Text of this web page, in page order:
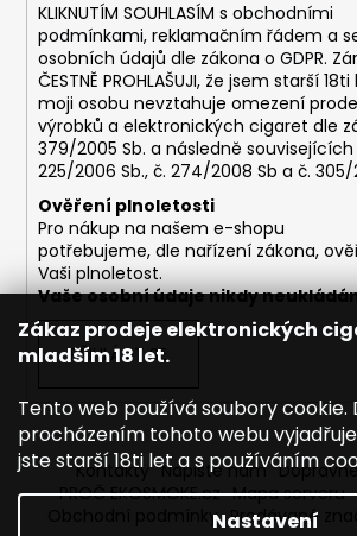
Zákaz prodeje elektronických
mladším 18 let.
Tento web používá soubory cookie.
procházením tohoto webu
jste starší 18ti let a s používáním
Nastavení
u
m
DEKANG
USA
MIX
10ML
6MG
169
Kč
Původně:
Kč
KLIKNUTÍM SOUHLASÍM s obchodními
podmínkami, reklamačním řádem a
osobních údajů dle zákona o GDPR.
ČESTNĚ PROHLAŠUJI, že jsem starší
moji osobu nevztahuje omezení
výrobků a elektronických cigaret dle
379/2005 Sb. a následně souvisejících
225/2006 Sb., č. 274/2008 Sb a č. 305/
Ověření plnoletosti
Pro nákup na našem e-shopu
potřebujeme, dle nařízení zákona,
Vaši plnoletost.
Vaše osobní údaje nikdy
PŘIHLÁSIT SE
Kontakty Napište nám
PROČ EKOSMOKE.cz Mapa serveru
Obchodní podmínky Prodávané